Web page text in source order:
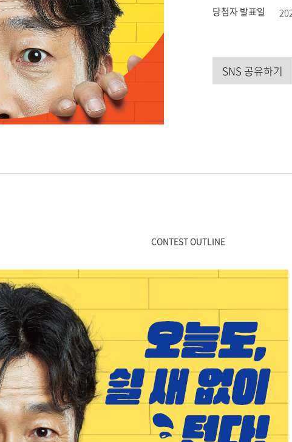
당첨자 발표일
SNS 공유하기
CONTEST OUTLINE